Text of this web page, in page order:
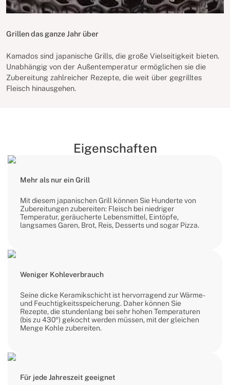
Grillen das ganze Jahr über
Kamados sind japanische Grills, die große Vielseitigkeit bieten.
Unabhängig von der Außentemperatur ermöglichen sie die
Zubereitung zahlreicher Rezepte, die weit über gegrilltes
Fleisch hinausgehen.
Eigenschaften
Mehr als nur ein Grill
Mit diesem japanischen Grill können Sie Hunderte von
Zubereitungen zubereiten: Fleisch bei niedriger
Temperatur, geräucherte Lebensmittel, Eintöpfe,
langsames Garen, Brot, Reis, Desserts und sogar Pizza.
Weniger Kohleverbrauch
Seine dicke Keramikschicht ist hervorragend zur Wärme-
und Feuchtigkeitsspeicherung. Daher können Sie
Rezepte, die stundenlang bei sehr hohen Temperaturen
(bis zu 430º) gekocht werden müssen, mit der gleichen
Menge Kohle zubereiten.
Für jede Jahreszeit geeignet